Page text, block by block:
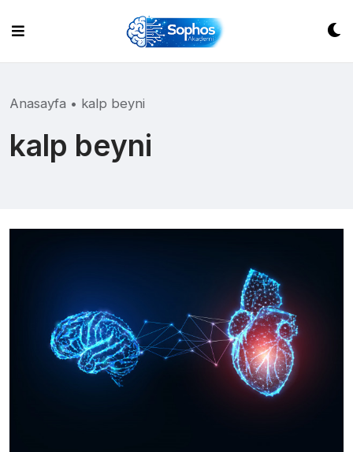
content
Anasayfa • kalp beyni
kalp beyni